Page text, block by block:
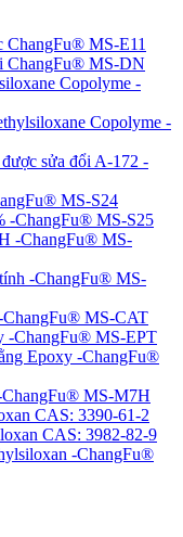
ChangFu® MS-E11
ChangFu® MS-DN
Copolyme -
Copolyme -
sửa đổi A-172 -
MS-S24
-ChangFu® MS-S25
-ChangFu® MS-
-ChangFu® MS-
ChangFu® MS-CAT
-ChangFu® MS-EPT
Epoxy -ChangFu®
ChangFu® MS-M7H
CAS: 3390-61-2
CAS: 3982-82-9
-ChangFu®